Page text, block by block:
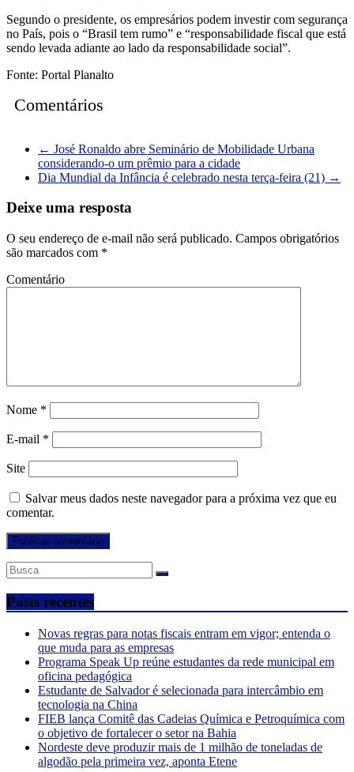
Segundo o presidente, os empresários podem investir com segurança
no País, pois o “Brasil tem rumo” e “responsabilidade fiscal que está
sendo levada adiante ao lado da responsabilidade social”.
Fonte: Portal Planalto
Comentários
← José Ronaldo abre Seminário de Mobilidade Urbana
considerando-o um prêmio para a cidade
Dia Mundial da Infância é celebrado nesta terça-feira (21) →
Deixe uma resposta
O seu endereço de e-mail não será publicado. Campos obrigatórios
são marcados com *
Comentário
Nome *
E-mail *
Site
Salvar meus dados neste navegador para a próxima vez que eu
comentar.
Posts recentes
Novas regras para notas fiscais entram em vigor; entenda o
que muda para as empresas
Programa Speak Up reúne estudantes da rede municipal em
oficina pedagógica
Estudante de Salvador é selecionada para intercâmbio em
tecnologia na China
FIEB lança Comitê das Cadeias Química e Petroquímica com
o objetivo de fortalecer o setor na Bahia
Nordeste deve produzir mais de 1 milhão de toneladas de
algodão pela primeira vez, aponta Etene